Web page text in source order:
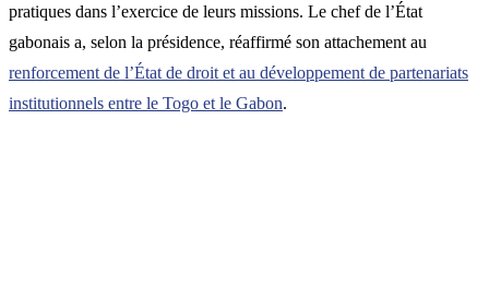
pratiques dans l’exercice de leurs missions. Le chef de l’État
gabonais a, selon la présidence, réaffirmé son attachement au
renforcement de l’État de droit et au développement de partenariats
institutionnels entre le Togo et le Gabon.